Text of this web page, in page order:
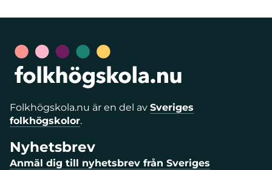
Folkhögskola.nu är en del av Sveriges
folkhögskolor.
Nyhetsbrev
Anmäl dig till nyhetsbrev från Sveriges